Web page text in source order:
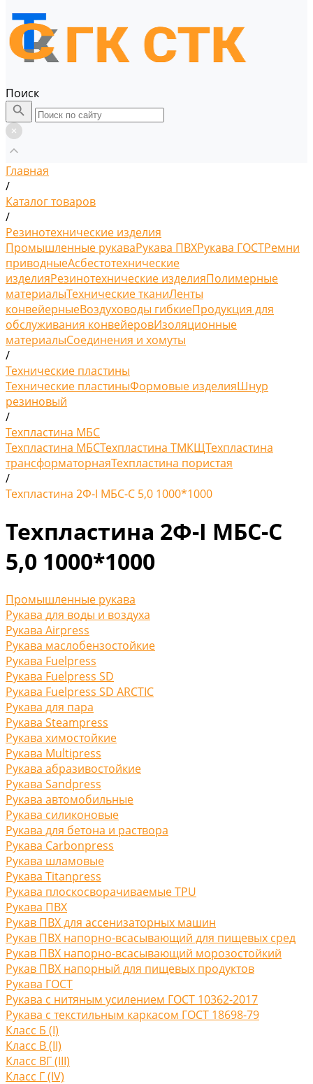
Поиск
Главная
/
Каталог товаров
/
Резинотехнические изделия
Промышленные рукаваРукава ПВХРукава ГОСТРемни
приводныеАсбестотехнические
изделияРезинотехнические изделияПолимерные
материалыТехнические тканиЛенты
конвейерныеВоздуховоды гибкиеПродукция для
обслуживания конвейеровИзоляционные
материалыСоединения и хомуты
/
Технические пластины
Технические пластиныФормовые изделияШнур
резиновый
/
Техпластина МБС
Техпластина МБСТехпластина ТМКЩТехпластина
трансформаторнаяТехпластина пористая
/
Техпластина 2Ф-I МБС-С 5,0 1000*1000
Техпластина 2Ф-I МБС-С
5,0 1000*1000
Промышленные рукава
Рукава для воды и воздуха
Рукава Airpress
Рукава маслобензостойкие
Рукава Fuelpress
Рукава Fuelpress SD
Рукава Fuelpress SD ARCTIC
Рукава для пара
Рукава Steampress
Рукава химостойкие
Рукава Multipress
Рукава абразивостойкие
Рукава Sandpress
Рукава автомобильные
Рукава силиконовые
Рукава для бетона и раствора
Рукава Carbonpress
Рукава шламовые
Рукава Titanpress
Рукава плоскосворачиваемые TPU
Рукава ПВХ
Рукав ПВХ для ассенизаторных машин
Рукав ПВХ напорно-всасывающий для пищевых сред
Рукав ПВХ напорно-всасывающий морозостойкий
Рукав ПВХ напорный для пищевых продуктов
Рукава ГОСТ
Рукава с нитяным усилением ГОСТ 10362-2017
Рукава с текстильным каркасом ГОСТ 18698-79
Класс Б (I)
Класс В (II)
Класс ВГ (III)
Класс Г (IV)